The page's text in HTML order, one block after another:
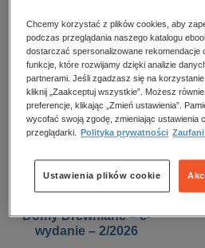
polityka, społeczno-
psychologiczne
inne
popularno-naukowe
historia
religie
Domy Drewniane – e-
wydanie – 2/2026
Chcemy korzystać z plików cookies, aby
podczas przeglądania naszego katalogu
dostarczać spersonalizowane rekomendacje
funkcje, które rozwijamy dzięki analizie
partnerami. Jeśli zgadzasz się na
kliknij „Zaakceptuj wszystkie”. Możesz
preferencje, klikając „Zmień ustawienia”.
wycofać swoją zgodę, zmieniając ustawienia
przeglądarki.
Polityka prywatności
Ustawienia plików cookie